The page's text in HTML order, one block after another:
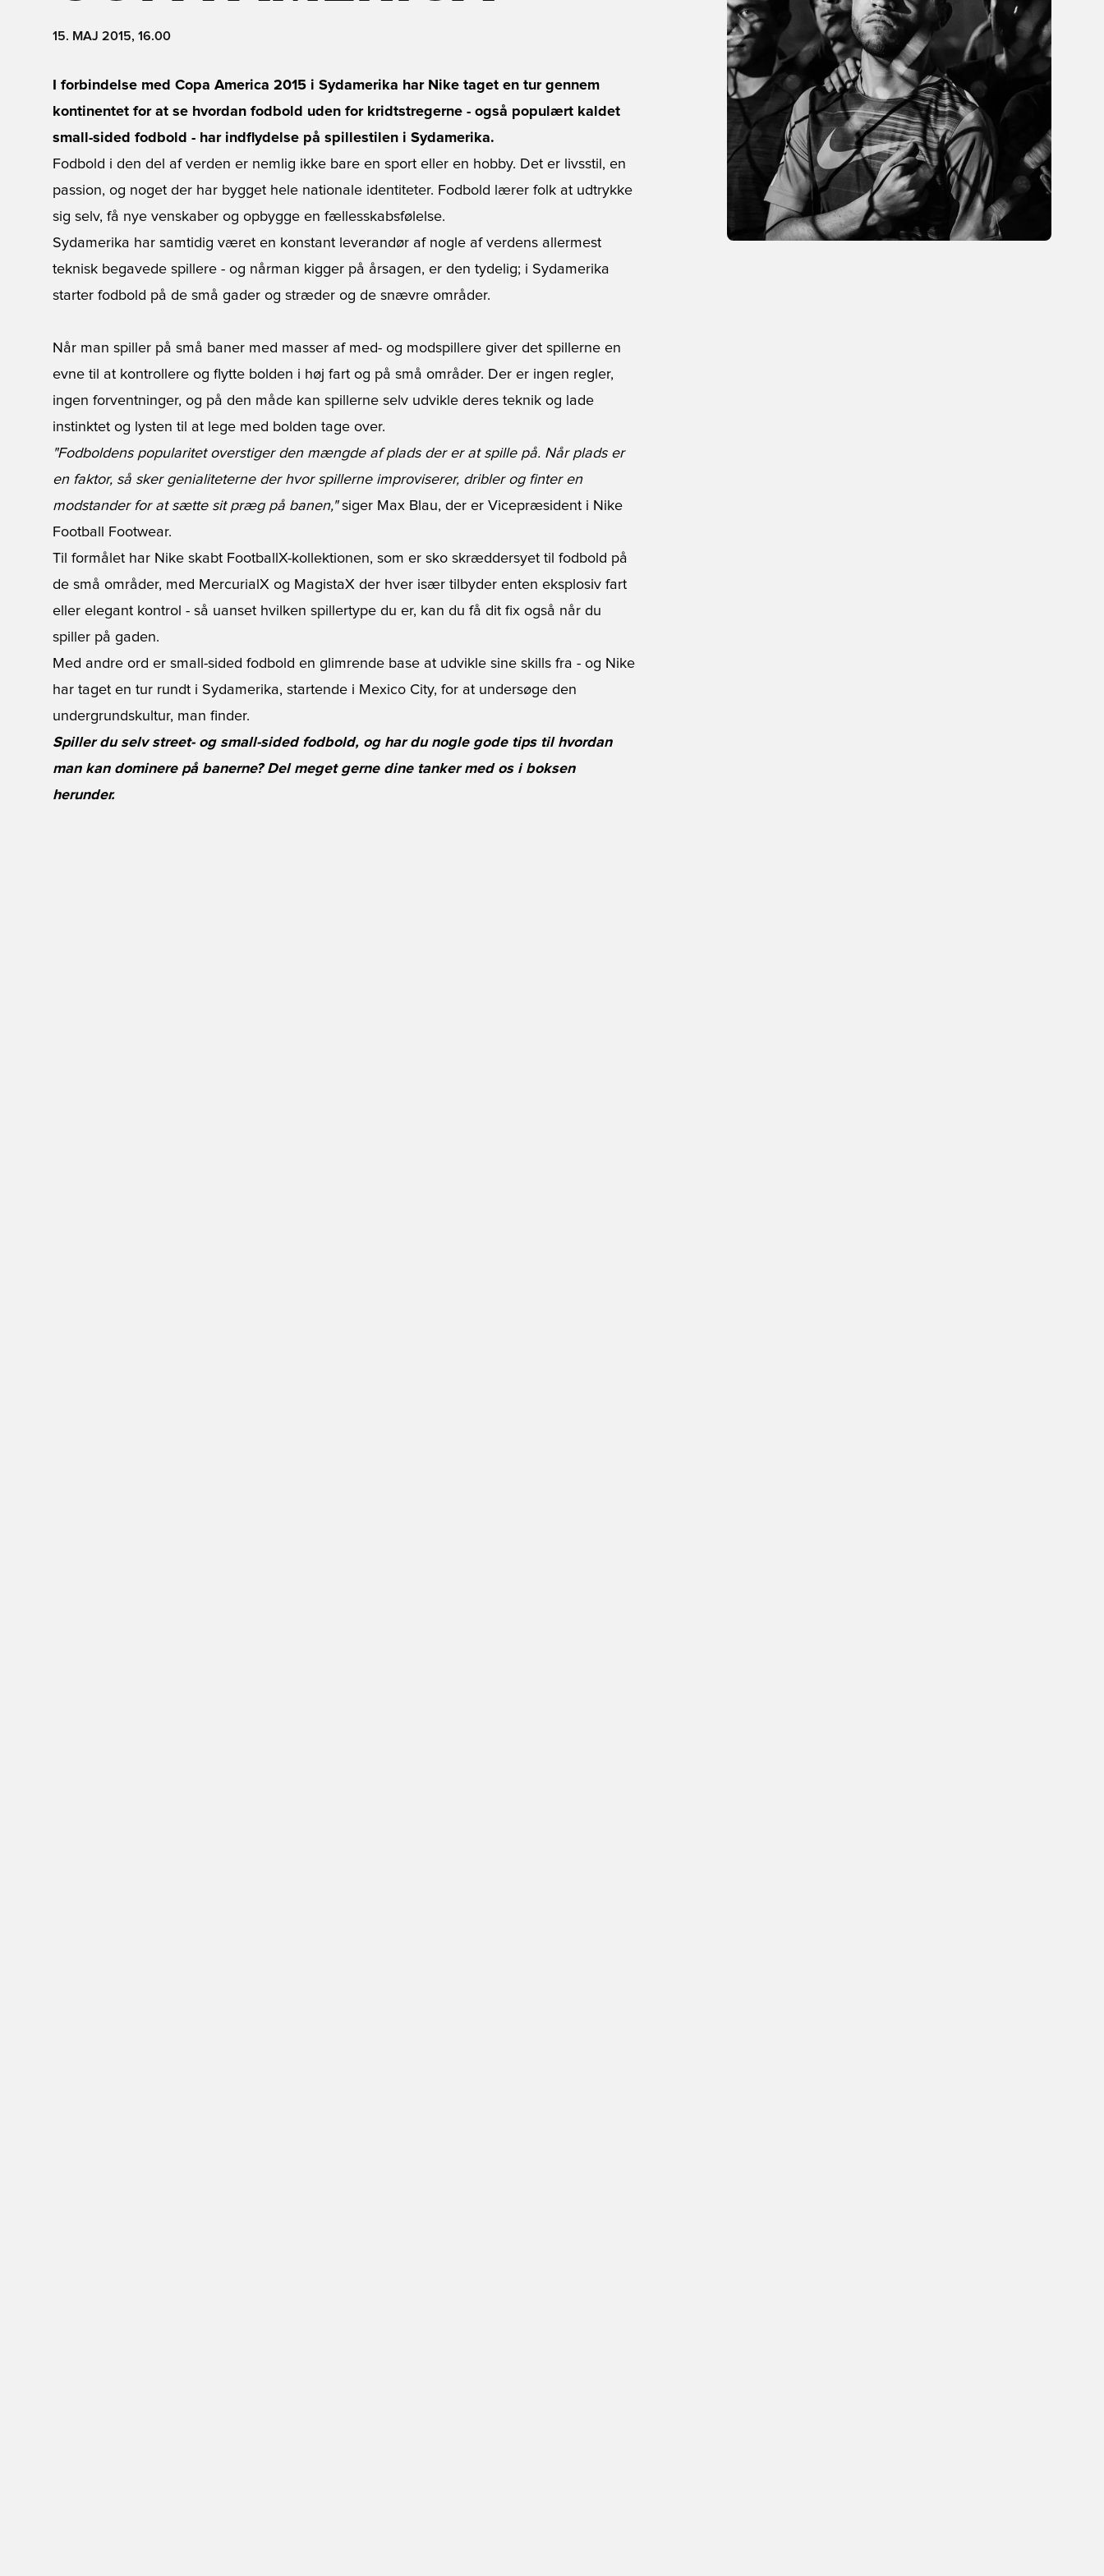
15. MAJ 2015, 16.00
I forbindelse med Copa America 2015 i Sydamerika har Nike taget en tur gennem
kontinentet for at se hvordan fodbold uden for kridtstregerne - også populært kaldet
small-sided fodbold - har indflydelse på spillestilen i Sydamerika.
Fodbold i den del af verden er nemlig ikke bare en sport eller en hobby. Det er livsstil, en
passion, og noget der har bygget hele nationale identiteter. Fodbold lærer folk at udtrykke
sig selv, få nye venskaber og opbygge en fællesskabsfølelse.
Sydamerika har samtidig været en konstant leverandør af nogle af verdens allermest
teknisk begavede spillere - og nårman kigger på årsagen, er den tydelig; i Sydamerika
starter fodbold på de små gader og stræder og de snævre områder.
Når man spiller på små baner med masser af med- og modspillere giver det spillerne en
evne til at kontrollere og flytte bolden i høj fart og på små områder. Der er ingen regler,
ingen forventninger, og på den måde kan spillerne selv udvikle deres teknik og lade
instinktet og lysten til at lege med bolden tage over.
"Fodboldens popularitet overstiger den mængde af plads der er at spille på. Når plads er
en faktor, så sker genialiteterne der hvor spillerne improviserer, dribler og finter en
modstander for at sætte sit præg på banen,"siger Max Blau, der er Vicepræsident i Nike
Football Footwear.
Til formålet har Nike skabt FootballX-kollektionen, som er sko skræddersyet til fodbold på
de små områder, med MercurialX og MagistaX der hver især tilbyder enten eksplosiv fart
eller elegant kontrol - så uanset hvilken spillertype du er, kan du få dit fix også når du
spiller på gaden.
Med andre ord er small-sided fodbold en glimrende base at udvikle sine skills fra - og Nike
har taget en tur rundt i Sydamerika, startende i Mexico City, for at undersøge den
undergrundskultur, man finder.
Spiller du selv street- og small-sided fodbold, og har du nogle gode tips til hvordan
man kan dominere på banerne? Del meget gerne dine tanker med os i boksen
herunder.